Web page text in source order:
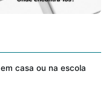
casa ou na escola